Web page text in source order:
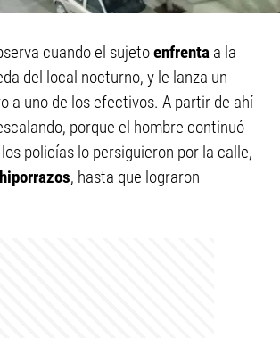
cuando el sujetoenfrenta a la
del local nocturno, y le lanza un
a uno de los efectivos. A partir de ahí
porque el hombre continuó
policías lo persiguieron por la calle,
, hasta que lograron